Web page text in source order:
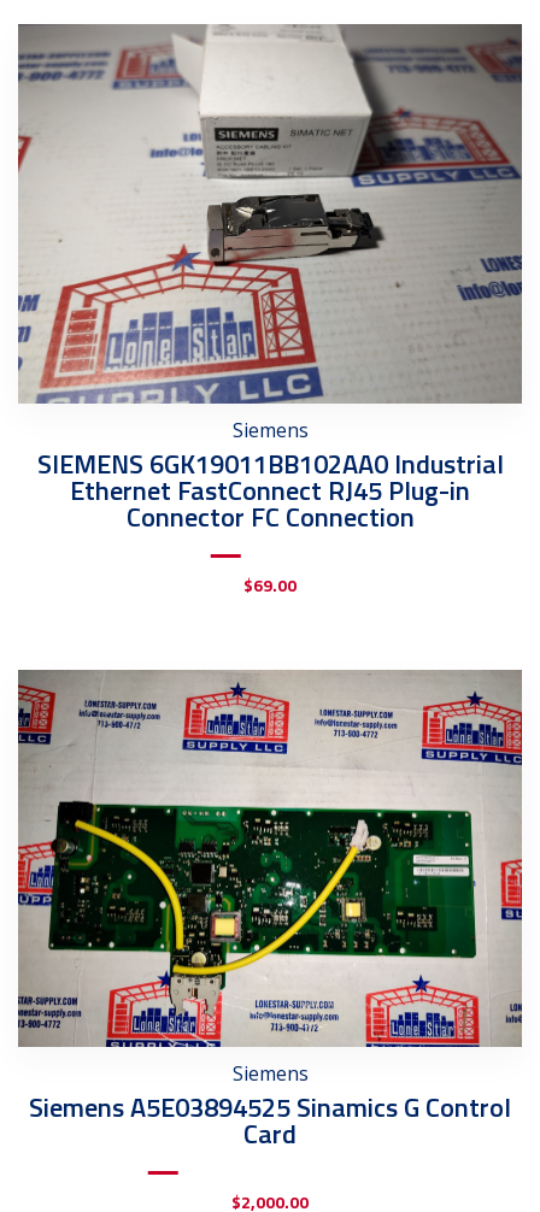
Siemens
SIEMENS 6GK19011BB102AA0 Industrial
Ethernet FastConnect RJ45 Plug-in
Connector FC Connection
$69.00
Siemens
Siemens A5E03894525 Sinamics G Control
Card
$2,000.00